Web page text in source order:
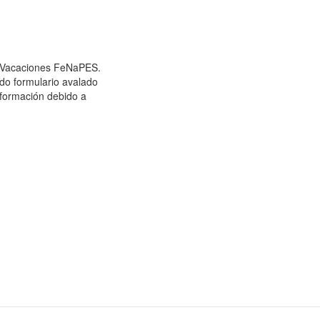
FeNaPES.
formulario avalado
debido a